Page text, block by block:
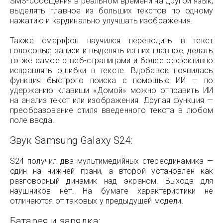
выделять главное из больших текстов по одному
нажатию и кардинально улучшать изображения.
Также смартфон научился переводить в текст
голосовые записи и выделять из них главное, делать
то же самое с веб-страницами и более эффективно
исправлять ошибки в тексте. Вдобавок появилась
функция быстрого поиска с помощью ИИ — по
удержанию клавиши «Домой» можно отправить ИИ
на анализ текст или изображения. Другая функция —
преобразование стиля введенного текста в любом
поле ввода.
Звук Samsung Galaxy S24:
S24 получил два мультимедийных стереодинамика —
один на нижней грани, а второй установлен как
разговорный динамик над экраном. Выхода для
наушников нет. На бумаге характеристики не
отличаются от таковых у предыдущей модели.